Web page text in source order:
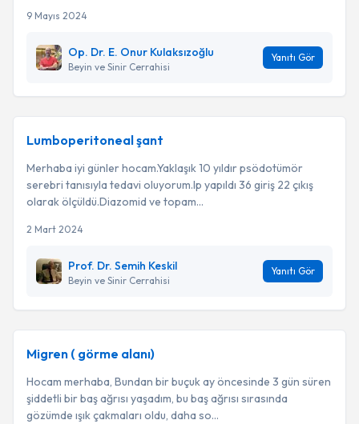
9 Mayıs 2024
Op. Dr. E. Onur Kulaksızoğlu
Beyin ve Sinir Cerrahisi
Yanıtı Gör
Lumboperitoneal şant
Merhaba iyi günler hocam.Yaklaşık 10 yıldır psödotümör
serebri tanısıyla tedavi oluyorum.lp yapıldı 36 giriş 22 çıkış
olarak ölçüldü.Diazomid ve topam...
2 Mart 2024
Prof. Dr. Semih Keskil
Beyin ve Sinir Cerrahisi
Yanıtı Gör
Migren ( görme alanı)
Hocam merhaba, Bundan bir buçuk ay öncesinde 3 gün süren
şiddetli bir baş ağrısı yaşadım, bu baş ağrısı sırasında
gözümde ışık çakmaları oldu, daha so...